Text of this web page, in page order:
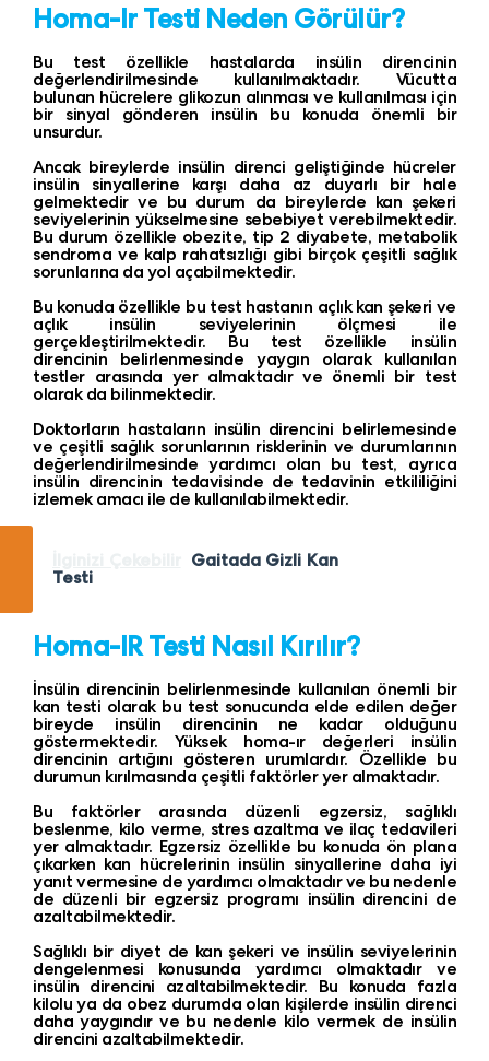
Homa-Ir Testi Neden Görülür?
Bu test özellikle hastalarda insülin direncinin
değerlendirilmesinde kullanılmaktadır. Vücutta
bulunan hücrelere glikozun alınması ve kullanılması için
bir sinyal gönderen insülin bu konuda önemli bir
unsurdur.
Ancak bireylerde insülin direnci geliştiğinde hücreler
insülin sinyallerine karşı daha az duyarlı bir hale
gelmektedir ve bu durum da bireylerde kan şekeri
seviyelerinin yükselmesine sebebiyet verebilmektedir.
Bu durum özellikle obezite, tip 2 diyabete, metabolik
sendroma ve kalp rahatsızlığı gibi birçok çeşitli sağlık
sorunlarına da yol açabilmektedir.
Bu konuda özellikle bu test hastanın açlık kan şekeri ve
açlık insülin seviyelerinin ölçmesi ile
gerçekleştirilmektedir. Bu test özellikle insülin
direncinin belirlenmesinde yaygın olarak kullanılan
testler arasında yer almaktadır ve önemli bir test
olarak da bilinmektedir.
Doktorların hastaların insülin direncini belirlemesinde
ve çeşitli sağlık sorunlarının risklerinin ve durumlarının
değerlendirilmesinde yardımcı olan bu test, ayrıca
insülin direncinin tedavisinde de tedavinin etkililiğini
izlemek amacı ile de kullanılabilmektedir.
Gaitada Gizli Kan
Testi
Homa-IR Testi Nasıl Kırılır?
İnsülin direncinin belirlenmesinde kullanılan önemli bir
kan testi olarak bu test sonucunda elde edilen değer
bireyde insülin direncinin ne kadar olduğunu
göstermektedir. Yüksek homa-ır değerleri insülin
direncinin artığını gösteren urumlardır. Özellikle bu
durumun kırılmasında çeşitli faktörler yer almaktadır.
Bu faktörler arasında düzenli egzersiz, sağlıklı
beslenme, kilo verme, stres azaltma ve ilaç tedavileri
yer almaktadır. Egzersiz özellikle bu konuda ön plana
çıkarken kan hücrelerinin insülin sinyallerine daha iyi
yanıt vermesine de yardımcı olmaktadır ve bu nedenle
de düzenli bir egzersiz programı insülin direncini de
azaltabilmektedir.
Sağlıklı bir diyet de kan şekeri ve insülin seviyelerinin
dengelenmesi konusunda yardımcı olmaktadır ve
insülin direncini azaltabilmektedir. Bu konuda fazla
kilolu ya da obez durumda olan kişilerde insülin direnci
daha yaygındır ve bu nedenle kilo vermek de insülin
direncini azaltabilmektedir.